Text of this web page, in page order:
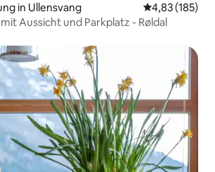
in Ullensvang
4,83 (185)
Aussicht und Parkplatz - Røldal